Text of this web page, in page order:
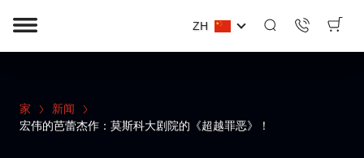
ZH
家
新闻
宏伟的芭蕾杰作：莫斯科大剧院的《超越罪恶》！